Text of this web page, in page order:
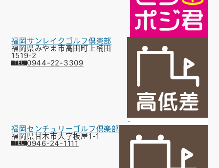
福岡サンレイクゴルフ倶楽部
福岡県みやま市高田町上楠田
1519-2
0944-22-3309
-
福岡センチュリーゴルフ倶楽部
福岡県甘木市大字板屋1-1
0946-24-1111